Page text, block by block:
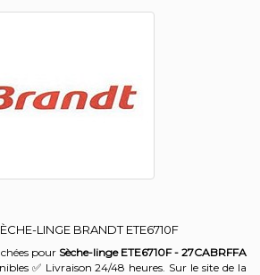
LINGE BRANDTETE6710F
pour Sèche-linge ETE6710F - 27CABRFFA
✅ Livraison 24/48 heures. Sur le site de la